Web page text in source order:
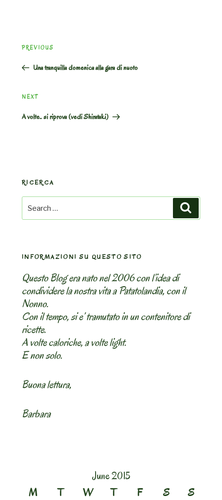
navigation
Previous
PREVIOUS
Una tranquilla domenica alla gara di nuoto
Next
NEXT
A volte.. si riprova (vedi Shirataki)
RICERCA
Search
for:
INFORMAZIONI SU QUESTO SITO
Questo Blog era nato nel 2006 con l’idea di
condividere la nostra vita a Patatolandia, con il
Nonno.
Con il tempo, si e’ tramutato in un contenitore di
ricette.
A volte caloriche, a volte light.
E non solo.
Buona lettura,
Barbara
June 2015
M
T W T F S
S